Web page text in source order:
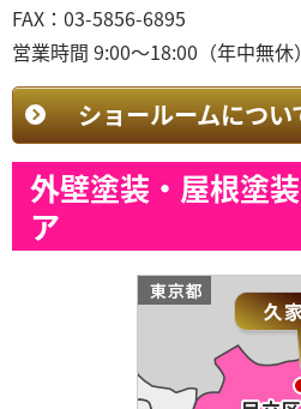
FAX：03-5856-6895
営業時間 9:00～18:00（年中無休）
ショールームにつ
外壁塗装・屋根塗
ア